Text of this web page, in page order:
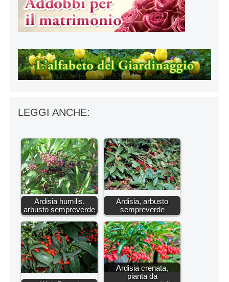
LEGGI ANCHE:
Ardisia humilis,
arbusto sempreverde
Ardisia, arbusto
sempreverde
Ardisia crenata,
pianta da